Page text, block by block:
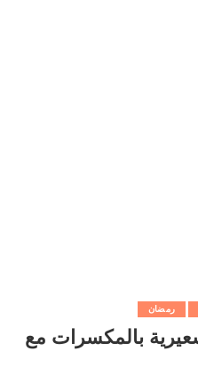
رمضان
بالمكسرات مع